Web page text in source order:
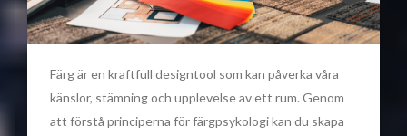
Färg är en kraftfull designtool som kan påverka våra
känslor, stämning och upplevelse av ett rum. Genom
att förstå principerna för färgpsykologi kan du skapa